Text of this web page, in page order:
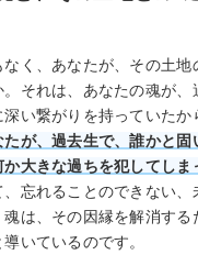
く、あなたが、その土地
それは、あなたの魂が、
い繋がりを持っていたか
たが、過去生で、誰かと
大きな過ちを犯してしま
忘れることのできない
は、その因縁を解消する
いているのです。